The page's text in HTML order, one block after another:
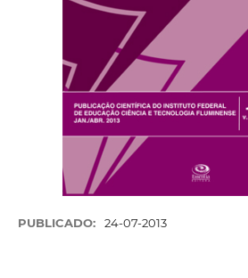
PUBLICADO: 24-07-2013